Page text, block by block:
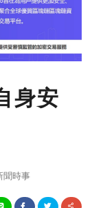
身安
聞時事